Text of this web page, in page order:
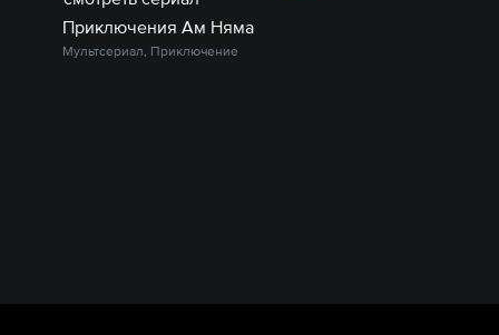
Приключения Ам Няма
Мультсериал, Приключение